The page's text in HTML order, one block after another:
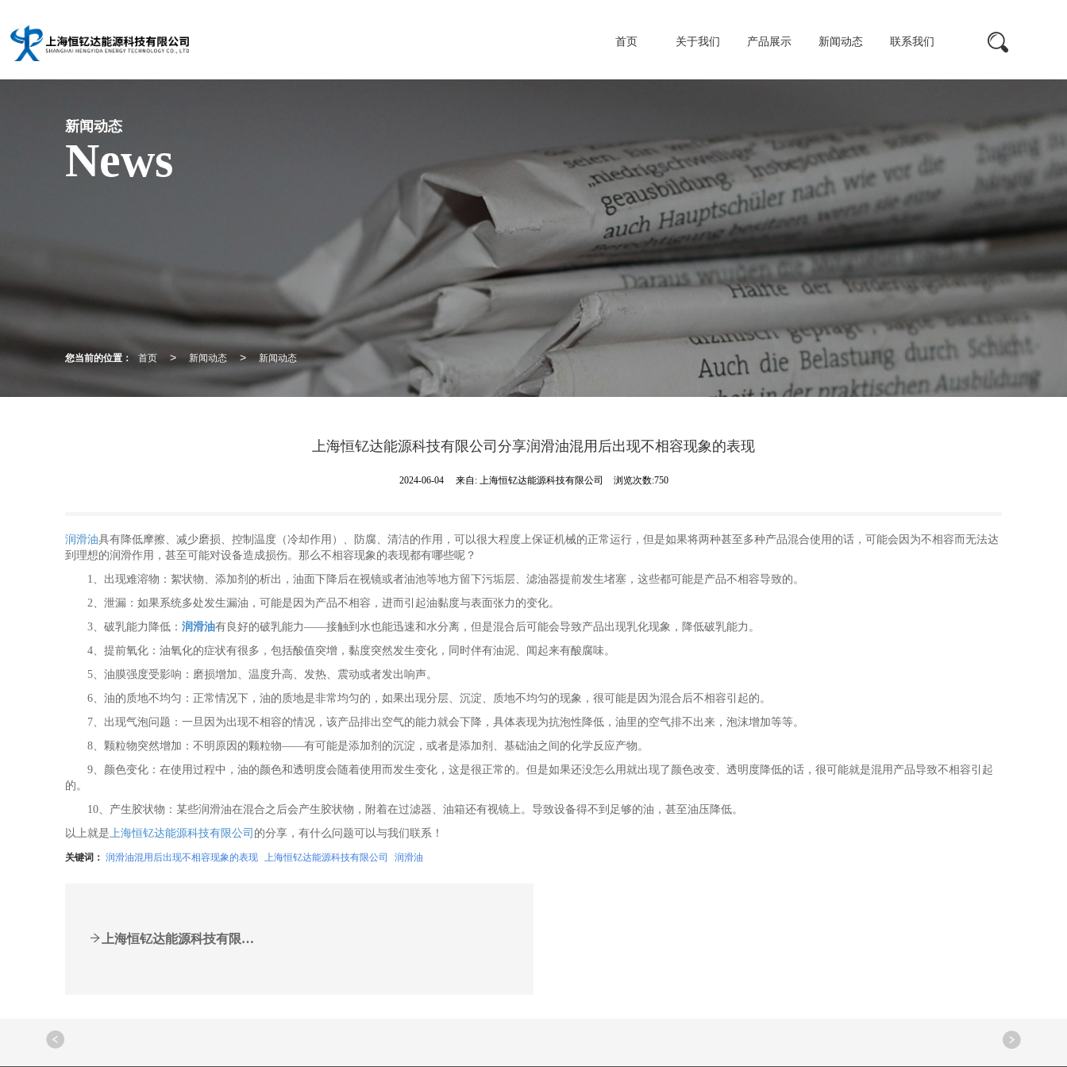
首页 关于我们 产品展示 新闻动态 联系我们
新闻动态
News
您当前的位置： 首页 > 新闻动态 > 新闻动态
上海恒钇达能源科技有限公司分享润滑油混用后出现不相容现象的表现
2024-06-04 来自: 上海恒钇达能源科技有限公司 浏览次数:750
润滑油具有降低摩擦、减少磨损、控制温度（冷却作用）、防腐、清洁的作用，可以很大程度上保证机械的正常运行，但是如果将两种甚至多种产品混合使用的话，可能会因为不相容而无法达
到理想的润滑作用，甚至可能对设备造成损伤。那么不相容现象的表现都有哪些呢？
1、出现难溶物：絮状物、添加剂的析出，油面下降后在视镜或者油池等地方留下污垢层、滤油器提前发生堵塞，这些都可能是产品不相容导致的。
2、泄漏：如果系统多处发生漏油，可能是因为产品不相容，进而引起油黏度与表面张力的变化。
3、破乳能力降低： 润滑油有良好的破乳能力——接触到水也能迅速和水分离，但是混合后可能会导致产品出现乳化现象，降低破乳能力。
4、提前氧化：油氧化的症状有很多，包括酸值突增，黏度突然发生变化，同时伴有油泥、闻起来有酸腐味。
5、油膜强度受影响：磨损增加、温度升高、发热、震动或者发出响声。
6、油的质地不均匀：正常情况下，油的质地是非常均匀的，如果出现分层、沉淀、质地不均匀的现象，很可能是因为混合后不相容引起的。
7、出现气泡问题：一旦因为出现不相容的情况，该产品排出空气的能力就会下降，具体表现为抗泡性降低，油里的空气排不出来，泡沫增加等等。
8、颗粒物突然增加：不明原因的颗粒物——有可能是添加剂的沉淀，或者是添加剂、基础油之间的化学反应产物。
9、颜色变化：在使用过程中，油的颜色和透明度会随着使用而发生变化，这是很正常的。但是如果还没怎么用就出现了颜色改变、透明度降低的话，很可能就是混用产品导致不相容引起
的。
10、产生胶状物：某些润滑油在混合之后会产生胶状物，附着在过滤器、油箱还有视镜上。导致设备得不到足够的油，甚至油压降低。
以上就是上海恒钇达能源科技有限公司 的分享，有什么问题可以与我们联系！
关键词： 润滑油混用后出现不相容现象的表现 上海恒钇达能源科技有限公司 润滑油
上海恒钇达能源科技有限公...